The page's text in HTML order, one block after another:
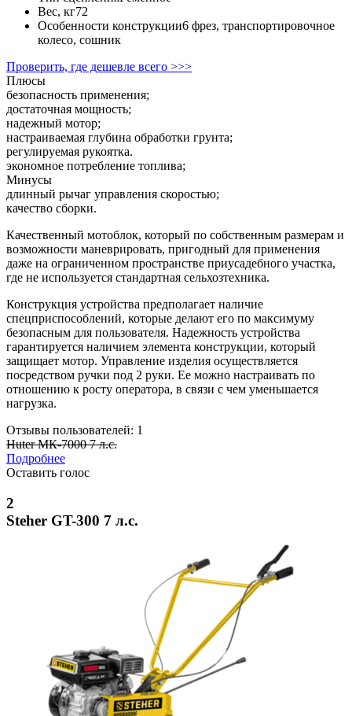
Вес, кг72
Особенности конструкции6 фрез, транспортировочное
колесо, сошник
Проверить, где дешевле всего >>>
Плюсы
безопасность применения;
достаточная мощность;
надежный мотор;
настраиваемая глубина обработки грунта;
регулируемая рукоятка.
экономное потребление топлива;
Минусы
длинный рычаг управления скоростью;
качество сборки.
Качественный мотоблок, который по собственным размерам и
возможности маневрировать, пригодный для применения
даже на ограниченном пространстве приусадебного участка,
где не используется стандартная сельхозтехника.
Конструкция устройства предполагает наличие
спецприспособлений, которые делают его по максимуму
безопасным для пользователя. Надежность устройства
гарантируется наличием элемента конструкции, который
защищает мотор. Управление изделия осуществляется
посредством ручки под 2 руки. Ее можно настраивать по
отношению к росту оператора, в связи с чем уменьшается
нагрузка.
Отзывы пользователей: 1
Huter МК-7000 7 л.с.
Подробнее
Оставить голос
2
Steher GT-300 7 л.с.